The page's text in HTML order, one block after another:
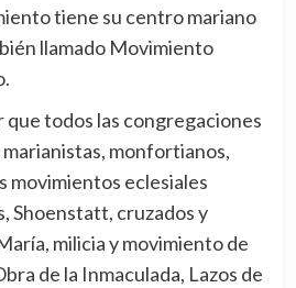
tiene su centro mariano
llamado Movimiento
que todos las congregaciones
marianistas, monfortianos,
movimientos eclesiales
Shoenstatt, cruzados y
milicia y movimiento de
de la Inmaculada, Lazos de